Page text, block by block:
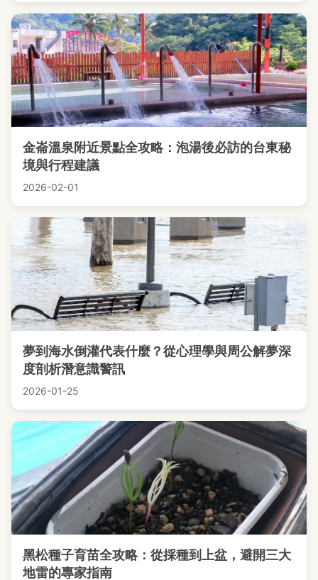
金崙溫泉附近景點全攻略：泡湯後必訪的台東秘
境與行程建議
2026-02-01
夢到海水倒灌代表什麼？從心理學與周公解夢深
度剖析潛意識警訊
2026-01-25
黑松種子育苗全攻略：從採種到上盆，避開三大
地雷的專家指南